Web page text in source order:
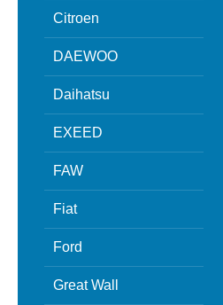
Citroen
DAEWOO
Daihatsu
EXEED
FAW
Fiat
Ford
Great Wall